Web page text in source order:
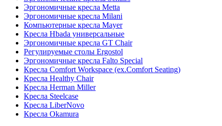
Эргономичные кресла Metta
Эргономичные кресла Milani
Компьютерные кресла Mayer
Кресла Hbada универсальные
Эргономичные кресла GT Chair
Регулируемые столы Ergostol
Эргономичные кресла Falto Special
Кресла Comfort Workspace (ex.Comfort Seating)
Кресла Healthy Chair
Кресла Herman Miller
Кресла Steelcase
Кресла LiberNovo
Кресла Okamura